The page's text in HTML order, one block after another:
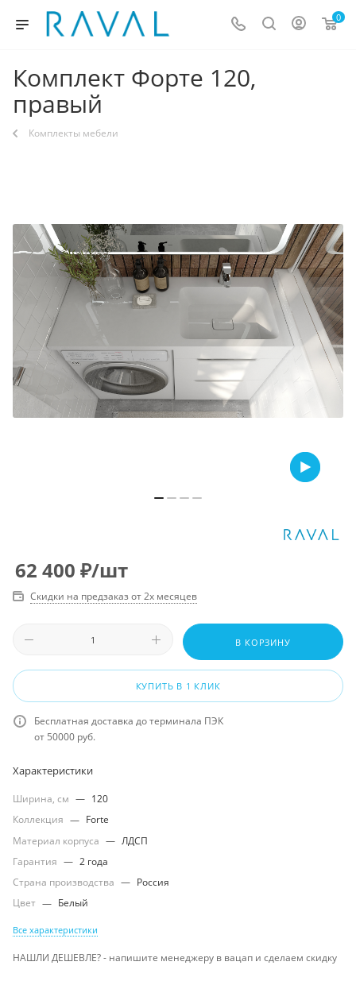
0
Комплект Форте 120,
правый
Комплекты мебели
62 400 ₽/шт
Скидки на предзаказ от 2х месяцев
В КОРЗИНУ
КУПИТЬ В 1 КЛИК
Бесплатная доставка до терминала ПЭК
от 50000 руб.
Характеристики
Ширина, см — 120
Коллекция — Forte
Материал корпуса — ЛДСП
Гарантия — 2 года
Страна производства — Россия
Цвет — Белый
Все характеристики
НАШЛИ ДЕШЕВЛЕ? - напишите менеджеру в вацап и сделаем скидку